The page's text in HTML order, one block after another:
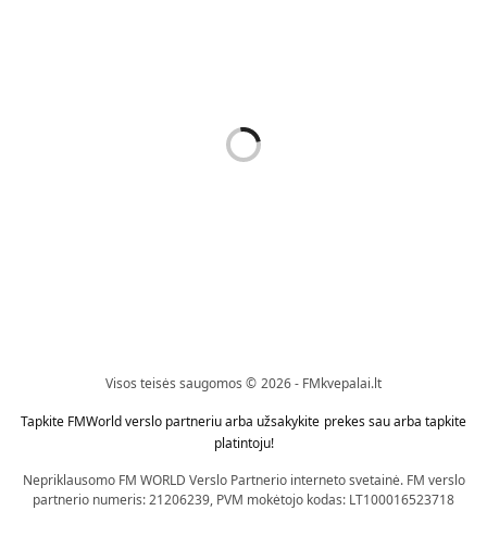
Visos teisės saugomos © 2026 - FMkvepalai.lt
Tapkite FMWorld verslo partneriu arba užsakykite prekes sau arba tapkite
platintoju!
Nepriklausomo FM WORLD Verslo Partnerio interneto svetainė. FM verslo
partnerio numeris: 21206239, PVM mokėtojo kodas: LT100016523718